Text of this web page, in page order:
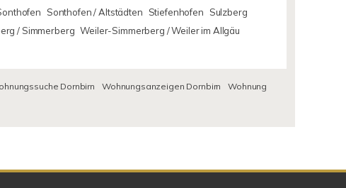
Sonthofen / Altstädten Stiefenhofen
Sulzberg
/ Simmerberg Weiler-Simmerberg / Weiler im Allgäu
Dornbirn Wohnungsanzeigen Dornbirn
Wohnung